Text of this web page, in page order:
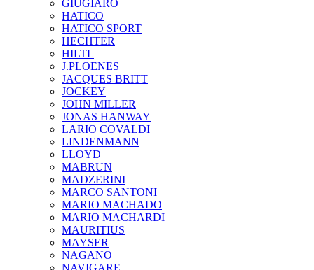
GIUGIARO
HATICO
HATICO SPORT
HECHTER
HILTL
J.PLOENES
JAСQUES BRITT
JOCKEY
JOHN MILLER
JONAS HANWAY
LARIO COVALDI
LINDENMANN
LLOYD
MABRUN
MADZERINI
MARCO SANTONI
MARIO MACHADO
MARIO MACHARDI
MAURITIUS
MAYSER
NAGANO